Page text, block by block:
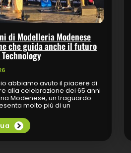
di Modelleria Modenese
che guida anche il futuro
abbiamo avuto il piacere di
alla celebrazione dei 65 anni
Modenese, un traguardo
molto più di un